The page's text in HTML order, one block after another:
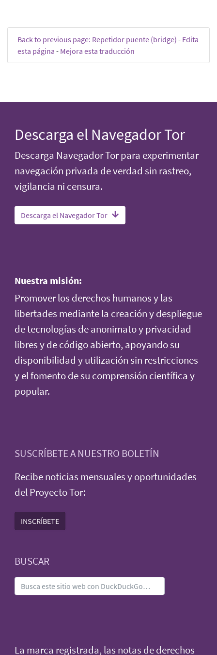
Back to previous page: Repetidor puente (bridge) - Edita
esta página - Mejora esta traducción
Descarga el Navegador Tor
Descarga Navegador Tor para experimentar
navegación privada de verdad sin rastreo,
vigilancia ni censura.
Descarga el Navegador Tor
Nuestra misión:
Promover los derechos humanos y las
libertades mediante la creación y despliegue
de tecnologías de anonimato y privacidad
libres y de código abierto, apoyando su
disponibilidad y utilización sin restricciones
y el fomento de su comprensión científica y
popular.
SUSCRÍBETE A NUESTRO BOLETÍN
Recibe noticias mensuales y oportunidades
del Proyecto Tor:
INSCRÍBETE
BUSCAR
La marca registrada, las notas de derechos